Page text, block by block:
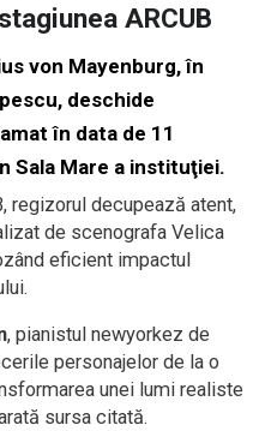
ARCUB
von Mayenburg, în
deschide
în data de 11
Sala Mare a instituţiei.
regizorul decupează atent,
de scenografa Velica
eficient impactul
, pianistul newyorkez de
personajelor de la o
unei lumi realiste
sursa citată.